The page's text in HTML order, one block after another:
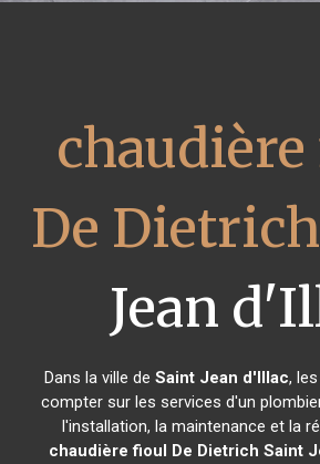
De Dietrich
Jean
Dans la ville de Saint Jean d'Illac,
compter sur les services d'un
l'installation, la maintenance et la
chaudière fioul De Dietrich Saint